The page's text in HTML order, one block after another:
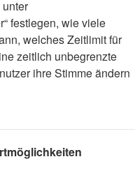
festlegen, wie viele
welches Zeitlimit für
zeitlich unbegrenzte
ihre Stimme ändern